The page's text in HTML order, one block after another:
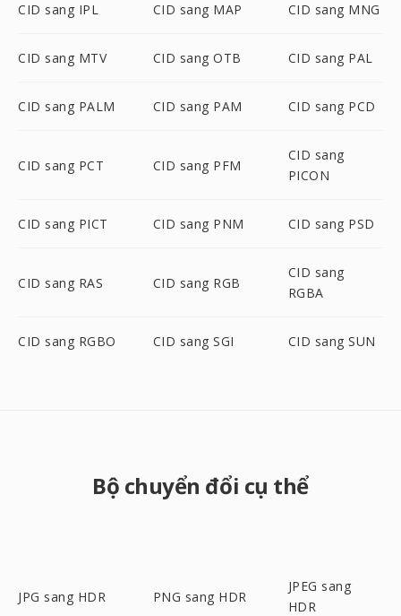
CID sang IPL CID sang MAP CID sang MNG
CID sang MTV CID sang OTB CID sang PAL
CID sang PALM CID sang PAM CID sang PCD
CID sang PCT CID sang PFM
CID sang
PICON
CID sang PICT CID sang PNM CID sang PSD
CID sang RAS CID sang RGB
CID sang
RGBA
CID sang RGBO CID sang SGI CID sang SUN
Bộ chuyển đổi cụ thể
JPG sang HDR PNG sang HDR
JPEG sang
HDR